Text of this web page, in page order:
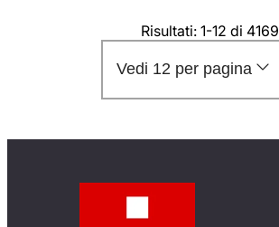
Risultati: 1-12 di 4169
Vedi 12 per pagina